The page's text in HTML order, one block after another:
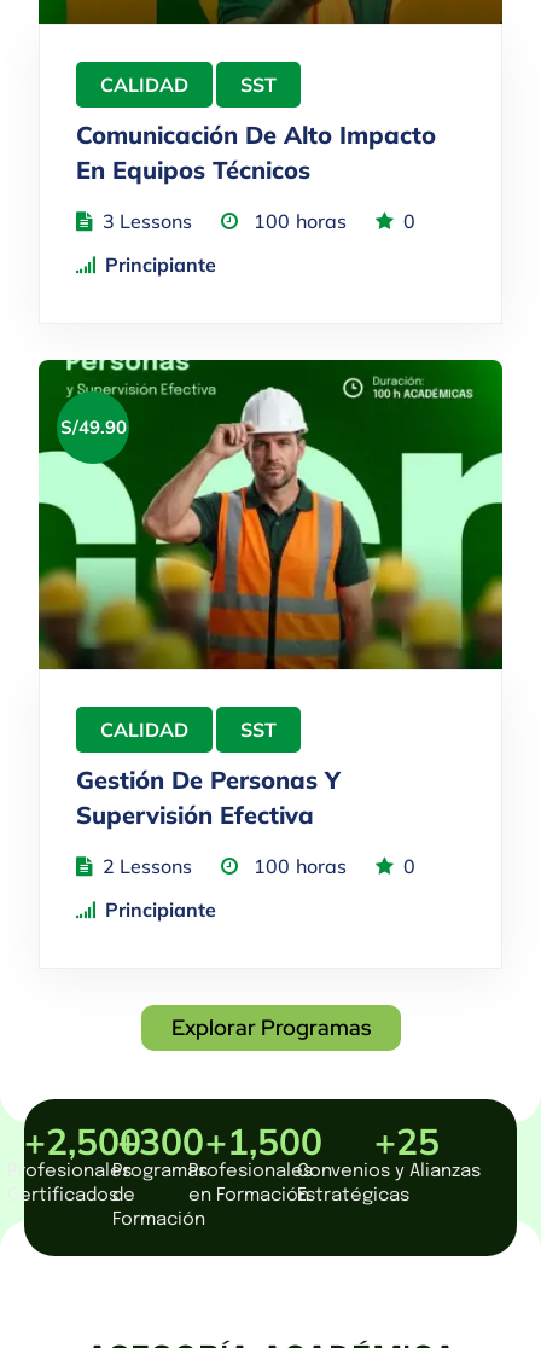
CALIDAD SST
Comunicación De Alto Impacto
En Equipos Técnicos
3 Lessons 100 horas
0
Principiante
S/49.90
CALIDAD SST
Gestión De Personas Y
Supervisión Efectiva
2 Lessons 100 horas
0
Principiante
Explorar Programas
Profesionales
Certificados
+2,500
Programas
de
Formación
+300
Profesionales
en Formación
+1,500
Convenios y Alianzas
Estratégicas
+25